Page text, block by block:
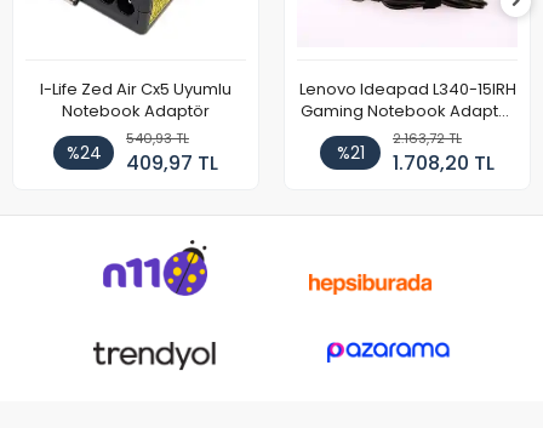
I-Life Zed Air Cx5 Uyumlu
Notebook Adaptör
%24
540,93 TL
409,97 TL
Lenovo Ideapad L340-15IRH
Gaming Notebook Adaptör
Cihazı Şarj Aleti (150W)
%21
2.163,72 TL
1.708,20 TL